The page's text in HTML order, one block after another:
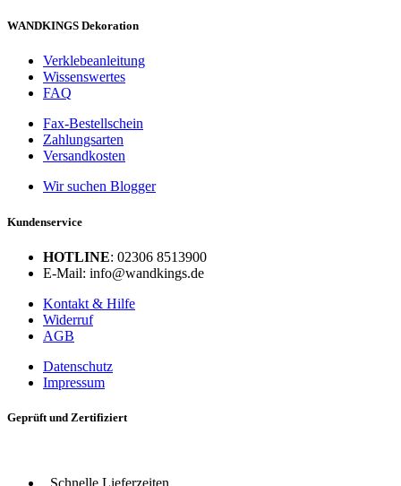
WANDKINGS Dekoration
Verklebeanleitung
Wissenswertes
FAQ
Fax-Bestellschein
Zahlungsarten
Versandkosten
Wir suchen Blogger
Kundenservice
HOTLINE: 02306 8513900
E-Mail: info@wandkings.de
Kontakt & Hilfe
Widerruf
AGB
Datenschutz
Impressum
Geprüft und Zertifiziert